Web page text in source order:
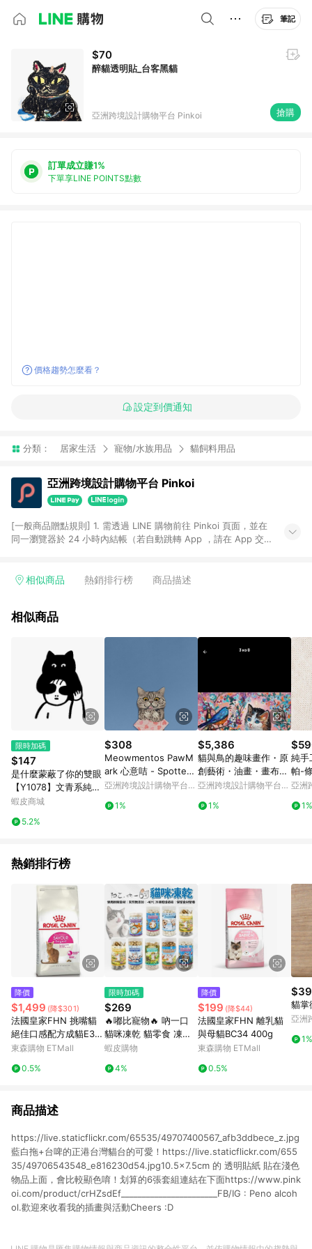
筆記
$70
醉貓透明貼_台客黑貓
亞洲跨境設計購物平台 Pinkoi 搶購
訂單成立賺1%
下單享LINE POINTS點數
價格趨勢怎麼看？
設定到價通知
分類： 居家生活 寵物/水族用品 貓飼料用品
亞洲跨境設計購物平台 Pinkoi
[一般商品贈點規則] 1. 需透過 LINE 購物前往 Pinkoi 頁面，並在
同一瀏覽器於 24 小時內結帳（若自動跳轉 App ，請在 App 交
回饋訂單不得享有 Pinkoi 站方優惠，例如首購優惠，P coins，
行為，不具贈點資格，部分退款不在此限。 6. APP 請更新至
運費，攤位費等不具贈點資格。 9. LINE 購物站上之商品規格、
顏色、價位、贈品如與 Pinkoi 商品資訊頁及購物車不符，以
Pinkoi 購物商品資訊頁及購物車標示為準。 10. 點數紅包使用規
則請以點數紅包活動說明為準。 11. 若於 LINE 購物前往 Pinkoi
頁面後才首次下載 Pinkoi APP 並完成訂單，不符合導購資格；承
上，首次下載 Pinkoi APP 後，需透過 LINE 購物前往 Pinkoi 頁
相似商品 熱銷排行榜 商品描述
相似商品
限時加碼
$147
是什麼蒙蔽了你的雙眼
【Y1078】文青系純棉
MIT 情侶裝 短袖T恤 台
蝦皮商城
5.2%
$308
Meowmentos PawM
ark 心意咭 - Spotted
Tabby Cat (粉紅色) #
亞洲跨境設計購物平台
1%
$5,386
貓與鳥的趣味畫作・原
創藝術・油畫・畫布油
畫 30x30 公分
亞洲跨境設計購物平台
1%
純手
帕-
貓
亞洲
1%
熱銷排行榜
降價
$1,499 (降$301)
法國皇家FHN 挑嘴貓
絕佳口感配方成貓E35
4KG
東森購物 ETMall
0.5%
限時加碼
$269
🔥嘟比寵物🔥 吶一口
貓咪凍乾 貓零食 凍乾
零食 鮭魚 鱈魚 柳葉魚
蝦皮購物
4%
降價
$199 (降$44)
法國皇家FHN 離乳貓
與母貓BC34 400g
東森購物 ETMall
0.5%
貓掌
亞洲
1%
商品描述
https://live.staticflickr.com/65535/49707400567_afb3ddbece_z.jpg
藍白拖+台啤的正港台灣貓台的可愛！https://live.staticflickr.com/655
35/49706543548_e816230d54.jpg10.5x7.5cm 的 透明貼紙 貼在淺色
物品上面，會比較顯色唷！划算的6張套組連結在下面https://www.pink
oi.com/product/crHZsdEf_______________________FB/IG : Peno alcoh
ol.歡迎來收看我的插畫與活動Cheers :D